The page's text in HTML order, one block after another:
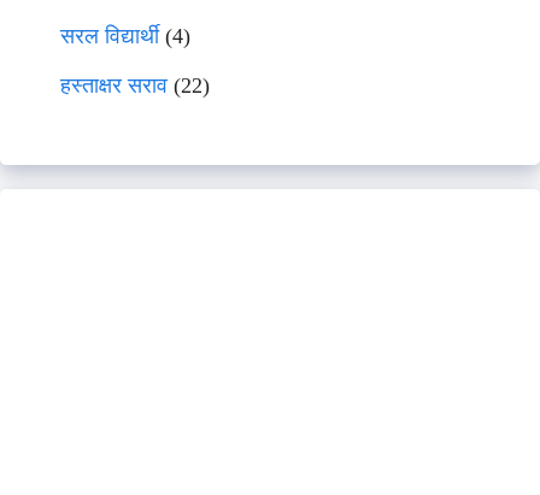
सरल विद्यार्थी(4)
हस्ताक्षर सराव (22)